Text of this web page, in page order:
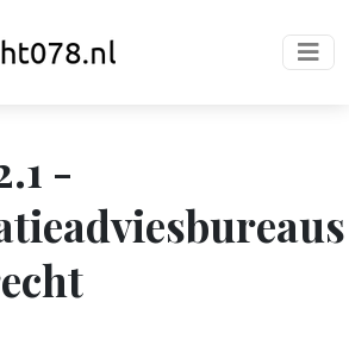
-